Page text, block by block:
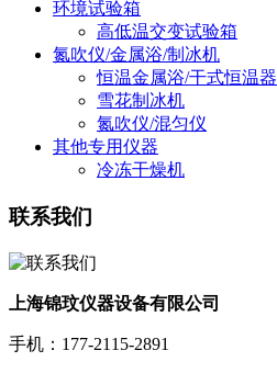
环境试验箱
高低温交变试验箱
氮吹仪/金属浴/制冰机
恒温金属浴/干式恒温器
雪花制冰机
氮吹仪/混匀仪
其他专用仪器
冷冻干燥机
联系我们
上海锦玟仪器设备有限公司
手机：177-2115-2891